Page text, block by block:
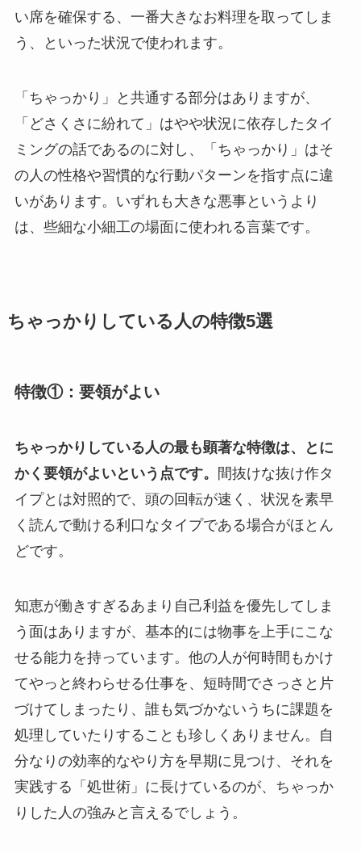
い席を確保する、一番大きなお料理を取ってしま
う、といった状況で使われます。
「ちゃっかり」と共通する部分はありますが、
「どさくさに紛れて」はやや状況に依存したタイ
ミングの話であるのに対し、「ちゃっかり」はそ
の人の性格や習慣的な行動パターンを指す点に違
いがあります。いずれも大きな悪事というより
は、些細な小細工の場面に使われる言葉です。
ちゃっかりしている人の特徴5選
特徴①：要領がよい
ちゃっかりしている人の最も顕著な特徴は、とに
かく要領がよいという点です。
間抜けな抜け作タ
イプとは対照的で、頭の回転が速く、状況を素早
く読んで動ける利口なタイプである場合がほとん
どです。
知恵が働きすぎるあまり自己利益を優先してしま
う面はありますが、基本的には物事を上手にこな
せる能力を持っています。他の人が何時間もかけ
てやっと終わらせる仕事を、短時間でさっさと片
づけてしまったり、誰も気づかないうちに課題を
処理していたりすることも珍しくありません。自
分なりの効率的なやり方を早期に見つけ、それを
実践する「処世術」に長けているのが、ちゃっか
りした人の強みと言えるでしょう。